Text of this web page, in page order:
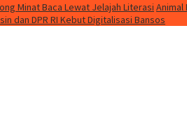
Minat Baca Lewat Jelajah Literasi Animal
dan DPR RI Kebut Digitalisasi Bansos